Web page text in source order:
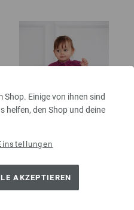
Shop. Einige von ihnen sind
helfen, den Shop und deine
AKZEPTIEREN
INFANTI EDITION No. 4 | Modell